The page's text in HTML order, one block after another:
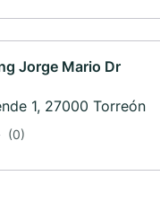
Jorge Mario Dr
1, 27000 Torreón
(0)